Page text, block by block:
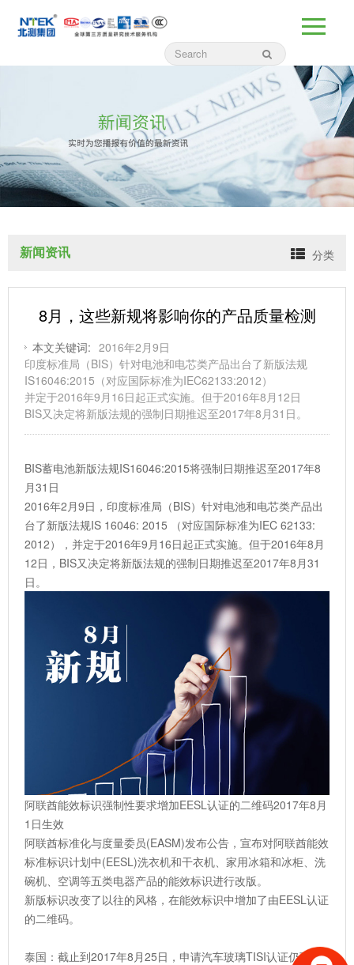
新闻资讯 分类
8月，这些新规将影响你的产品质量检测
本文关键词: 2016年2月9日
印度标准局（BIS）针对电池和电芯类产品出台了新版法规
IS16046:2015（对应国际标准为IEC62133:2012）
并定于2016年9月16日起正式实施。但于2016年8月12日
BIS又决定将新版法规的强制日期推迟至2017年8月31日。
BIS蓄电池新版法规IS16046:2015将强制日期推迟至2017年8
月31日
2016年2月9日，印度标准局（BIS）针对电池和电芯类产品出
台了新版法规IS 16046: 2015 （对应国际标准为IEC 62133:
2012），并定于2016年9月16日起正式实施。但于2016年8月
12日，BIS又决定将新版法规的强制日期推迟至2017年8月31
日。
阿联酋能效标识强制性要求增加EESL认证的二维码2017年8月
1日生效
阿联酋标准化与度量委员(EASM)发布公告，宣布对阿联酋能效
标准标识计划中(EESL)洗衣机和干衣机、家用冰箱和冰柜、洗
碗机、空调等五类电器产品的能效标识进行改版。
新版标识改变了以往的风格，在能效标识中增加了由EESL认证
的二维码。
泰国：截止到2017年8月25日，申请汽车玻璃TISI认证仍可接